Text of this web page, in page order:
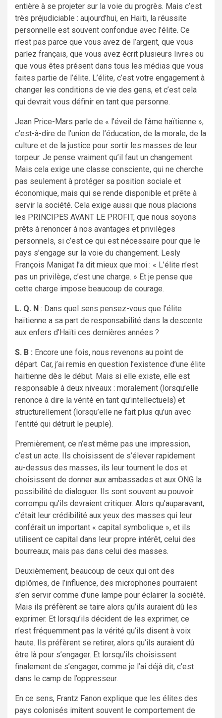
entière à se projeter sur la voie du progrès. Mais c’est
très préjudiciable : aujourd’hui, en Haïti, la réussite
personnelle est souvent confondue avec l’élite. Ce
n’est pas parce que vous avez de l’argent, que vous
parlez français, que vous avez écrit plusieurs livres ou
que vous êtes présent dans tous les médias que vous
faites partie de l’élite. L’élite, c’est votre engagement à
changer les conditions de vie des gens, et c’est cela
qui devrait vous définir en tant que personne.
Jean Price-Mars parle de « l’éveil de l’âme haïtienne »,
c’est-à-dire de l’union de l’éducation, de la morale, de la
culture et de la justice pour sortir les masses de leur
torpeur. Je pense vraiment qu’il faut un changement.
Mais cela exige une classe consciente, qui ne cherche
pas seulement à protéger sa position sociale et
économique, mais qui se rende disponible et prête à
servir la société. Cela exige aussi que nous placions
les PRINCIPES AVANT LE PROFIT, que nous soyons
prêts à renoncer à nos avantages et privilèges
personnels, si c’est ce qui est nécessaire pour que le
pays s’engage sur la voie du changement. Lesly
François Manigat l’a dit mieux que moi : « L’élite n’est
pas un privilège, c’est une charge. » Et je pense que
cette charge impose beaucoup de courage.
L. Q. N : Dans quel sens pensez-vous que l’élite
haïtienne a sa part de responsabilité dans la descente
aux enfers d’Haïti ces dernières années ?
S. B : Encore une fois, nous revenons au point de
départ. Car, j’ai remis en question l’existence d’une élite
haïtienne dès le début. Mais si elle existe, elle est
responsable à deux niveaux : moralement (lorsqu’elle
renonce à dire la vérité en tant qu’intellectuels) et
structurellement (lorsqu’elle ne fait plus qu’un avec
l’entité qui détruit le peuple).
Premièrement, ce n’est même pas une impression,
c’est un acte. Ils choisissent de s’élever rapidement
au-dessus des masses, ils leur tournent le dos et
choisissent de donner aux ambassades et aux ONG la
possibilité de dialoguer. Ils sont souvent au pouvoir
corrompu qu’ils devraient critiquer. Alors qu’auparavant,
c’était leur crédibilité aux yeux des masses qui leur
conférait un important « capital symbolique », et ils
utilisent ce capital dans leur propre intérêt, celui des
bourreaux, mais pas dans celui des masses.
Deuxièmement, beaucoup de ceux qui ont des
diplômes, de l’influence, des microphones pourraient
s’en servir comme d’une lampe pour éclairer la société.
Mais ils préfèrent se taire alors qu’ils auraient dû les
exprimer. Et lorsqu’ils décident de les exprimer, ce
n’est fréquemment pas la vérité qu’ils disent à voix
haute. Ils préfèrent se retirer, alors qu’ils auraient dû
être là pour s’engager. Et lorsqu’ils choisissent
finalement de s’engager, comme je l’ai déjà dit, c’est
dans le camp de l’oppresseur.
En ce sens, Frantz Fanon explique que les élites des
pays colonisés imitent souvent le comportement de